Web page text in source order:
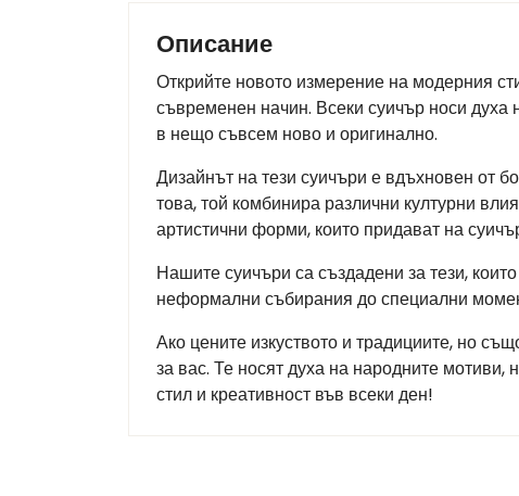
Описание
Открийте новото измерение на модерния
съвременен начин. Всеки суичър носи духа
в нещо съвсем ново и оригинално.
Дизайнът на тези суичъри е вдъхновен от
това, той комбинира различни културни
артистични форми, които придават на
Нашите суичъри са създадени за тези,
неформални събирания до специални
Ако цените изкуството и традициите, но
за вас. Те носят духа на народните
стил и креативност във всеки ден!